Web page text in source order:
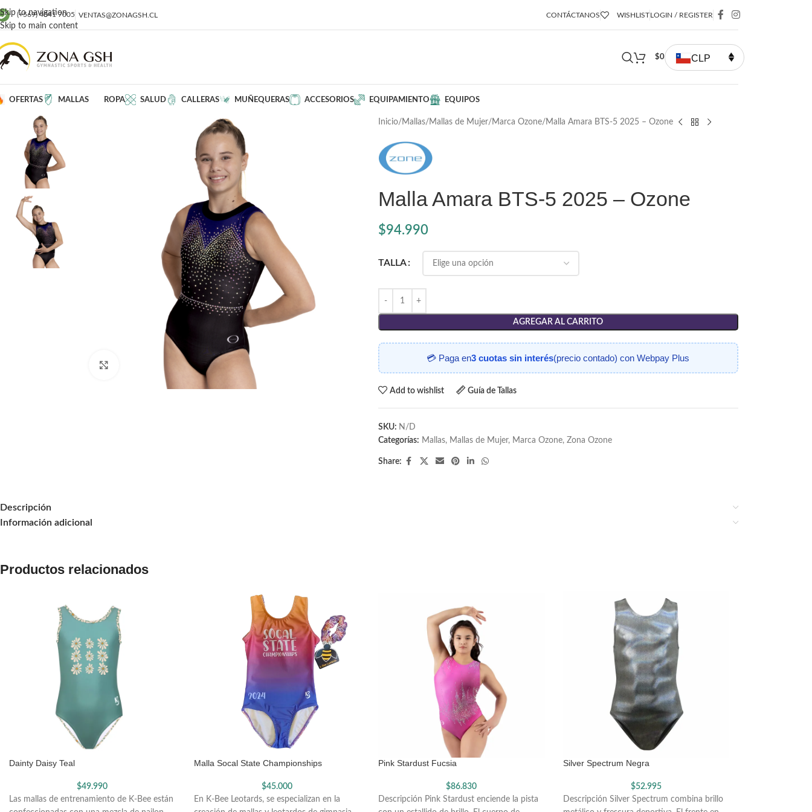
Skip to navigation
Skip to main content
(+569) 4041 7005 VENTAS@ZONAGSH.CL CONTÁCTANOS WISHLISTLOGIN / REGISTER
$0 CLP
OFERTAS MALLAS ROPA SALUD CALLERAS MUÑEQUERAS ACCESORIOS EQUIPAMIENTO EQUIPOS
Inicio Mallas Mallas de Mujer Marca Ozone Malla Amara BTS-5 2025 – Ozone
Malla Amara BTS-5 2025 – Ozone
$94.990
TALLA
AGREGAR AL CARRITO
💳 Paga en3 cuotas sin interés(precio contado) con Webpay Plus
Add to wishlist Guía de Tallas
SKU: N/D
Categorías: Mallas, Mallas de Mujer, Marca Ozone, Zona Ozone
Share:
Descripción
Información adicional
Productos relacionados
Dainty Daisy Teal
$49.990
Las mallas de entrenamiento de K-Bee están
Malla Socal State Championships
$45.000
En K-Bee Leotards, se especializan en la
Pink Stardust Fucsia
$86.830
Descripción Pink Stardust enciende la pista
Silver Spectrum Negra
$52.995
Descripción Silver Spectrum combina brillo